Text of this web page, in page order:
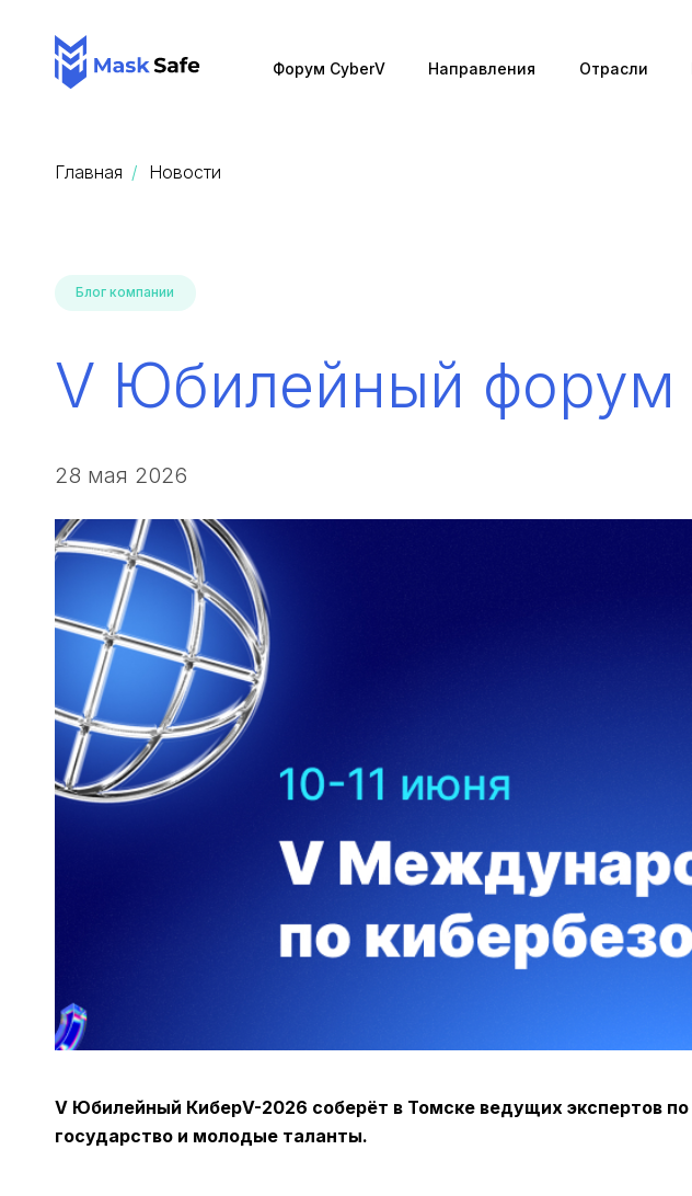
Форум CyberV Направления Отрасли
Главная Новости
Блог компании
V Юбилейный форум
28 мая 2026
V Юбилейный КиберV-2026 соберёт в Томске ведущих экспертов по
государство и молодые таланты.